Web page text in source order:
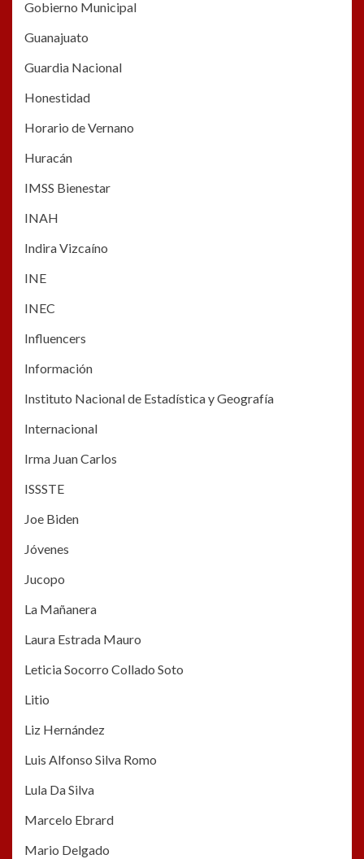
Gobierno Municipal
Guanajuato
Guardia Nacional
Honestidad
Horario de Vernano
Huracán
IMSS Bienestar
INAH
Indira Vizcaíno
INE
INEC
Influencers
Información
Instituto Nacional de Estadística y Geografía
Internacional
Irma Juan Carlos
ISSSTE
Joe Biden
Jóvenes
Jucopo
La Mañanera
Laura Estrada Mauro
Leticia Socorro Collado Soto
Litio
Liz Hernández
Luis Alfonso Silva Romo
Lula Da Silva
Marcelo Ebrard
Mario Delgado